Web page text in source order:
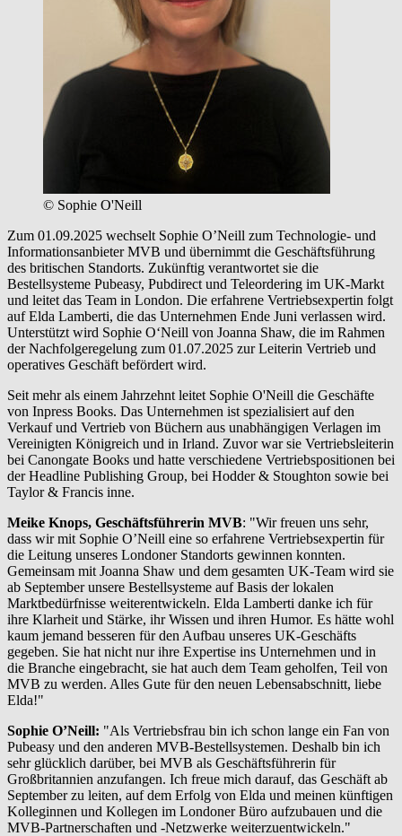
© Sophie O'Neill
Zum 01.09.2025 wechselt Sophie O’Neill zum Technologie- und
Informationsanbieter MVB und übernimmt die Geschäftsführung
des britischen Standorts. Zukünftig verantwortet sie die
Bestellsysteme Pubeasy, Pubdirect und Teleordering im UK-Markt
und leitet das Team in London. Die erfahrene Vertriebsexpertin folgt
auf Elda Lamberti, die das Unternehmen Ende Juni verlassen wird.
Unterstützt wird Sophie O‘Neill von Joanna Shaw, die im Rahmen
der Nachfolgeregelung zum 01.07.2025 zur Leiterin Vertrieb und
operatives Geschäft befördert wird.
Seit mehr als einem Jahrzehnt leitet Sophie O'Neill die Geschäfte
von Inpress Books. Das Unternehmen ist spezialisiert auf den
Verkauf und Vertrieb von Büchern aus unabhängigen Verlagen im
Vereinigten Königreich und in Irland. Zuvor war sie Vertriebsleiterin
bei Canongate Books und hatte verschiedene Vertriebspositionen bei
der Headline Publishing Group, bei Hodder & Stoughton sowie bei
Taylor & Francis inne.
Meike Knops, Geschäftsführerin MVB: "Wir freuen uns sehr,
dass wir mit Sophie O’Neill eine so erfahrene Vertriebsexpertin für
die Leitung unseres Londoner Standorts gewinnen konnten.
Gemeinsam mit Joanna Shaw und dem gesamten UK-Team wird sie
ab September unsere Bestellsysteme auf Basis der lokalen
Marktbedürfnisse weiterentwickeln. Elda Lamberti danke ich für
ihre Klarheit und Stärke, ihr Wissen und ihren Humor. Es hätte wohl
kaum jemand besseren für den Aufbau unseres UK-Geschäfts
gegeben. Sie hat nicht nur ihre Expertise ins Unternehmen und in
die Branche eingebracht, sie hat auch dem Team geholfen, Teil von
MVB zu werden. Alles Gute für den neuen Lebensabschnitt, liebe
Elda!"
Sophie O’Neill: "Als Vertriebsfrau bin ich schon lange ein Fan von
Pubeasy und den anderen MVB-Bestellsystemen. Deshalb bin ich
sehr glücklich darüber, bei MVB als Geschäftsführerin für
Großbritannien anzufangen. Ich freue mich darauf, das Geschäft ab
September zu leiten, auf dem Erfolg von Elda und meinen künftigen
Kolleginnen und Kollegen im Londoner Büro aufzubauen und die
MVB-Partnerschaften und -Netzwerke weiterzuentwickeln."